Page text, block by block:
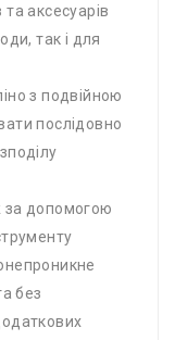
аксесуарів
так і для
з подвійною
послідовно
за допомогою
без